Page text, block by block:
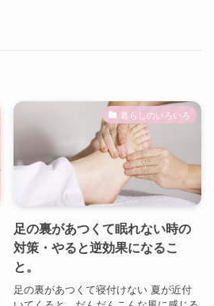
暮らしのいろいろ
足の裏があつくて眠れない時の
対策・やると逆効果になるこ
と。
足の裏があつくて寝付けない 夏が近付